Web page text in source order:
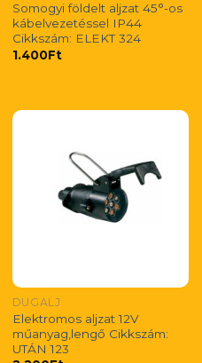
Somogyi földelt aljzat 45°-os
kábelvezetéssel IP44
Cikkszám: ELEKT 324
1.400Ft
DUGALJ
Elektromos aljzat 12V
műanyag,lengő Cikkszám:
UTÁN 123